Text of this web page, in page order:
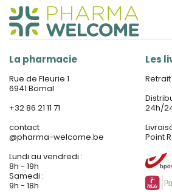
La pharmacie
Rue de Fleurie 1
6941 Bomal
+32 86 21 11 71
contact
@pharma-welcome.be
Lundi au vendredi :
8h - 19h
Samedi :
9h - 18h
Les
24h/
Point